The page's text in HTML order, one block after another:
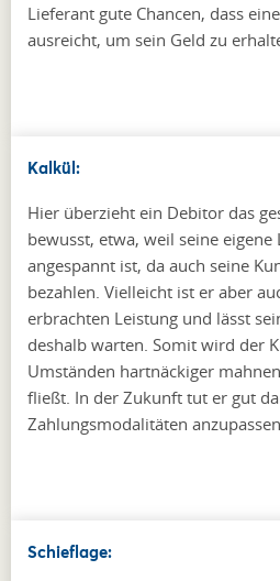
Lieferant gute Chancen, dass
ausreicht, um sein Geld zu
Kalkül:
Hier überzieht ein Debitor das
bewusst, etwa, weil seine
angespannt ist, da auch seine
bezahlen. Vielleicht ist er aber
erbrachten Leistung und lässt
deshalb warten. Somit wird der
Umständen hartnäckiger
fließt. In der Zukunft tut er gut
Zahlungsmodalitäten anzupassen.
Schieflage: